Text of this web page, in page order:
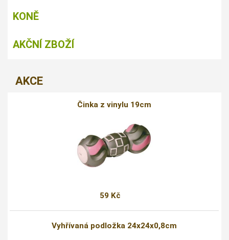
KONĚ
AKČNÍ ZBOŽÍ
AKCE
Činka z vinylu 19cm
59 Kč
Vyhřívaná podložka 24x24x0,8cm